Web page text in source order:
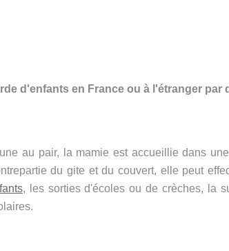
d'enfants en France ou à l'étranger par
au pair, la mamie est accueillie dans
du gite et du couvert, elle peut
, les sorties d'écoles ou de crèches, la